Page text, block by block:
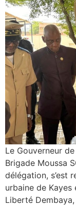
‎Le Gouverneur
Brigade Moussa
délégation, s’est
urbaine de
Liberté